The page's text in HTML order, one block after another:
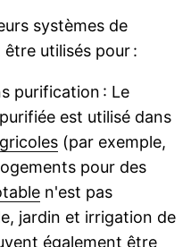
systèmes de
utilisés pour :
purification : Le
est utilisé dans
(par exemple,
pour des
n'est pas
jardin et irrigation de
également être